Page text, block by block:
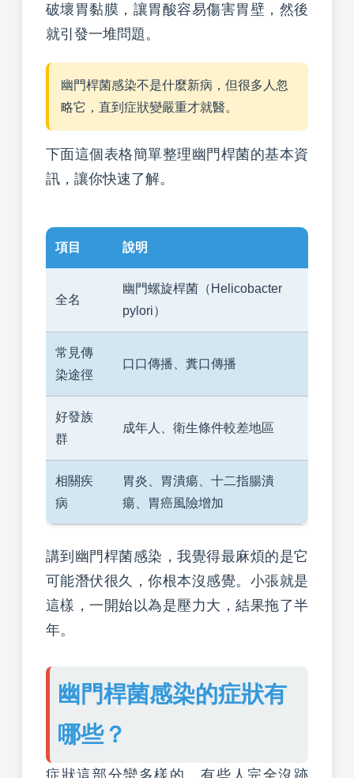
破壞胃黏膜，讓胃酸容易傷害胃壁，然後
就引發一堆問題。
幽門桿菌感染不是什麼新病，但很多人忽
略它，直到症狀變嚴重才就醫。
下面這個表格簡單整理幽門桿菌的基本資
訊，讓你快速了解。
項目 說明
全名
幽門螺旋桿菌（Helicobacter
pylori）
常見傳
染途徑
口口傳播、糞口傳播
好發族
群
成年人、衛生條件較差地區
相關疾
病
胃炎、胃潰瘍、十二指腸潰
瘍、胃癌風險增加
講到幽門桿菌感染，我覺得最麻煩的是它
可能潛伏很久，你根本沒感覺。小張就是
這樣，一開始以為是壓力大，結果拖了半
年。
幽門桿菌感染的症狀有
哪些？
症狀這部分蠻多樣的，有些人完全沒跡